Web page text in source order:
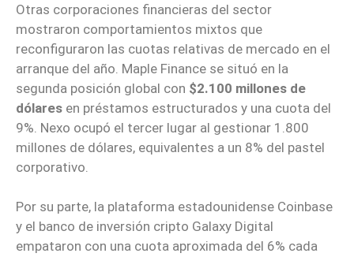
Otras corporaciones financieras del sector
mostraron comportamientos mixtos que
reconfiguraron las cuotas relativas de mercado en el
arranque del año. Maple Finance se situó en la
segunda posición global con $2.100 millones de
dólares en préstamos estructurados y una cuota del
9%. Nexo ocupó el tercer lugar al gestionar 1.800
millones de dólares, equivalentes a un 8% del pastel
corporativo.
Por su parte, la plataforma estadounidense Coinbase
y el banco de inversión cripto Galaxy Digital
empataron con una cuota aproximada del 6% cada